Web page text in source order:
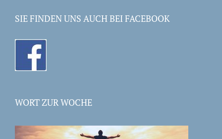
SIE FINDEN UNS AUCH BEI FACEBOOK
WORT ZUR WOCHE